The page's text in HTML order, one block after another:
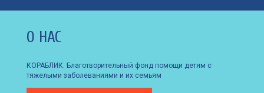
О НАС
КОРАБЛИК. Благотворительный фонд помощи детям с
тяжелыми заболеваниями и их семьям